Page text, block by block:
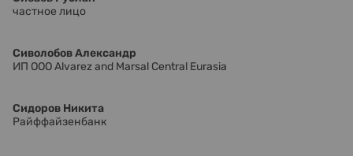
частное лицо
Сиволобов Александр
ИП ООО Alvarez and Marsal Central Eurasia
Сидоров Никита
Райффайзенбанк